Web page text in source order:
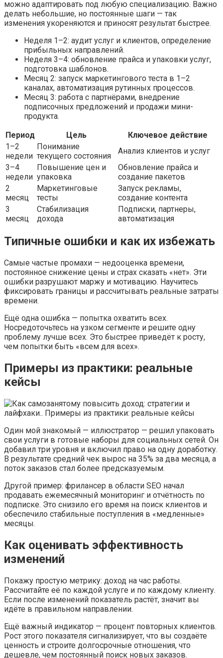
можно адаптировать под любую специализацию. Важно
делать небольшие, но постоянные шаги — так
изменения укореняются и приносят результат быстрее.
Неделя 1–2: аудит услуг и клиентов, определение
прибыльных направлений.
Неделя 3–4: обновление прайса и упаковки услуг,
подготовка шаблонов.
Месяц 2: запуск маркетингового теста в 1–2
каналах, автоматизация рутинных процессов.
Месяц 3: работа с партнёрами, внедрение
подписочных предложений и продажи мини-
продукта.
Период
Цель
Ключевое действие
1–2
недели
Понимание
текущего состояния
Анализ клиентов и услуг
3–4
недели
Повышение цен и
упаковка
Обновление прайса и
создание пакетов
2
месяц
Маркетинговые
тесты
Запуск рекламы,
создание контента
3
месяц
Стабилизация
дохода
Подписки, партнеры,
автоматизация
Типичные ошибки и как их избежать
Самые частые промахи — недооценка времени,
постоянное снижение цены и страх сказать «нет». Эти
ошибки разрушают маржу и мотивацию. Научитесь
фиксировать границы и рассчитывать реальные затраты
времени.
Ещё одна ошибка — попытка охватить всех.
Носредоточьтесь на узком сегменте и решите одну
проблему лучше всех. Это быстрее приведёт к росту,
чем попытки быть «всем для всех».
Примеры из практики: реальные
кейсы
Один мой знакомый — иллюстратор — решил упаковать
свои услуги в готовые наборы для социальных сетей. Он
добавил три уровня и включил право на одну доработку.
В результате средний чек вырос на 35% за два месяца, а
поток заказов стал более предсказуемым.
Другой пример: фрилансер в области SEO начал
продавать ежемесячный мониторинг и отчётность по
подписке. Это снизило его время на поиск клиентов и
обеспечило стабильные поступления в «медленные»
месяцы.
Как оценивать эффективность
изменений
Покажу простую метрику: доход на час работы.
Рассчитайте её по каждой услуге и по каждому клиенту.
Если после изменений показатель растёт, значит вы
идёте в правильном направлении.
Ещё важный индикатор — процент повторных клиентов.
Рост этого показателя сигнализирует, что вы создаёте
ценность и строите долгосрочные отношения, что
дешевле, чем постоянный поиск новых заказов.